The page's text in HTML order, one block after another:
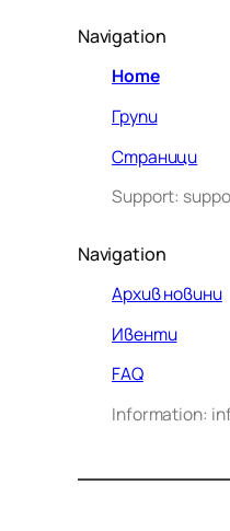
Navigation
Home
Групи
Страници
Support:
Navigation
Архив новини
Ивенти
FAQ
Information:
VOICE